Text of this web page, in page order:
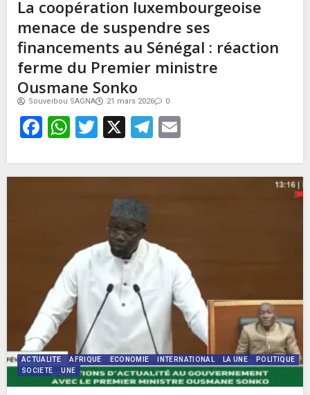
La coopération luxembourgeoise
menace de suspendre ses
financements au Sénégal : réaction
ferme du Premier ministre
Ousmane Sonko
Souveibou SAGNA 21 mars 2026 0
Facebook
WhatsApp
Twitter
X Telegram
ACTUALITE AFRIQUE ECONOMIE INTERNATIONAL LA UNE
POLITIQUE
SOCIETE
UNE